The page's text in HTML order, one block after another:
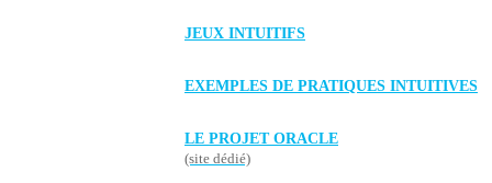
JEUX INTUITIFS
EXEMPLES DE PRATIQUES INTUITIVES
LE PROJET ORACLE
(site dédié)